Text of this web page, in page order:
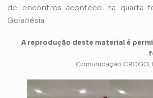
de encontros acontece na quarta-
Goianésia.
A reprodução deste material é
Comunicação CRCGO,